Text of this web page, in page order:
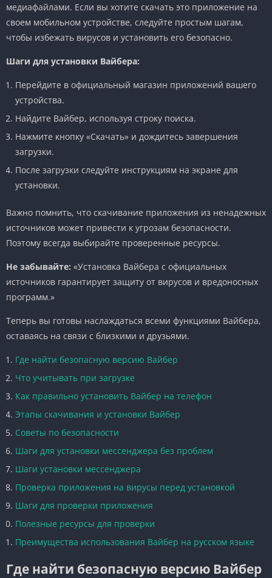
медиафайлами. Если вы хотите скачать это приложение на
своем мобильном устройстве, следуйте простым шагам,
чтобы избежать вирусов и установить его безопасно.
Шаги для установки Вайбера:
Перейдите в официальный магазин приложений вашего
устройства.
Найдите Вайбер, используя строку поиска.
Нажмите кнопку «Скачать» и дождитесь завершения
загрузки.
После загрузки следуйте инструкциям на экране для
установки.
Важно помнить, что скачивание приложения из ненадежных
источников может привести к угрозам безопасности.
Поэтому всегда выбирайте проверенные ресурсы.
Не забывайте: «Установка Вайбера с официальных
источников гарантирует защиту от вирусов и вредоносных
программ.»
Теперь вы готовы наслаждаться всеми функциями Вайбера,
оставаясь на связи с близкими и друзьями.
Где найти безопасную версию Вайбер
Что учитывать при загрузке
Как правильно установить Вайбер на телефон
Этапы скачивания и установки Вайбер
Советы по безопасности
Шаги для установки мессенджера без проблем
Шаги установки мессенджера
Проверка приложения на вирусы перед установкой
Шаги для проверки приложения
Полезные ресурсы для проверки
Преимущества использования Вайбер на русском языке
Где найти безопасную версию Вайбер